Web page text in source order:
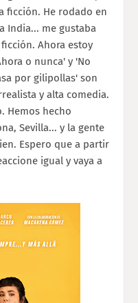
ficción. He rodado en
India... me gustaba
Ahora estoy
o nunca' y 'No
por gilipollas' son
y alta comedia.
Hemos hecho
Sevilla... y la gente
Espero que a partir
igual y vaya a